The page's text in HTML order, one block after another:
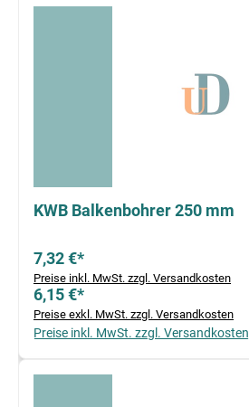
KWB Balkenbohrer 250 mm
7,32 €*
Preise inkl. MwSt. zzgl. Versandkosten
6,15 €*
Preise exkl. MwSt. zzgl. Versandkosten
Preise inkl. MwSt. zzgl. Versandkosten